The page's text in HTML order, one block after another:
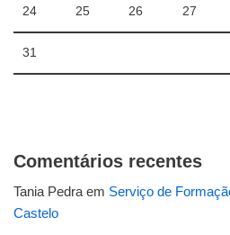
24 25 26 27
31
Comentários recentes
Tania Pedra em Serviço de
Castelo